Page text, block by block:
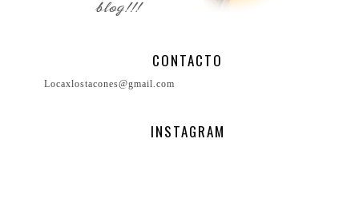
CONTACTO
Locaxlostacones@gmail.com
INSTAGRAM